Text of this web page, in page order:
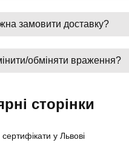
замовити доставку?
обміняти враження?
сторінки
у Львові